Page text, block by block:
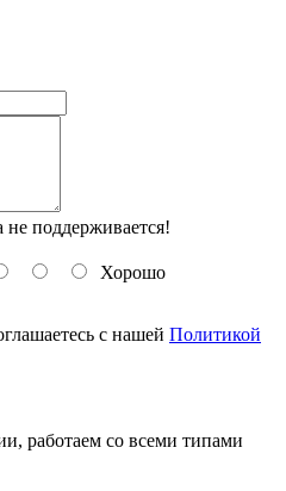
не поддерживается!
Хорошо
с нашей Политикой
работаем со всеми типами